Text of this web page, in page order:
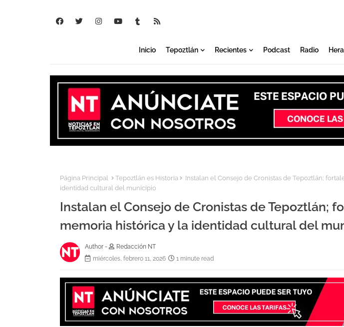
Inicio Tepoztlán Recientes Podcast Radio
Página Principal Tepoztlán es Historia
Instalan el Consejo de Cronistas de Tepoztlán;
identidad cultural del municipio
Instalan el Consejo de Cronistas de Tepoztlán;
memoria histórica y la identidad cultural del
Author -
Redacción NT
miércoles, febrero 11, 2026
1 minute read